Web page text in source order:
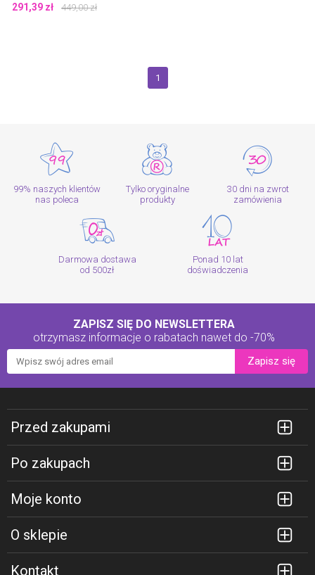
291,39 zł 449,00zł
1
99% naszych klientów
nas poleca
Tylko oryginalne
produkty
30 dni na zwrot
zamówienia
Darmowa dostawa
od 500zł
Ponad 10 lat
doświadczenia
ZAPISZ SIĘ DO NEWSLETTERA
otrzymasz informacje o rabatach nawet do -70%
Zapisz się
Przed zakupami
Po zakupach
Moje konto
O sklepie
Kontakt